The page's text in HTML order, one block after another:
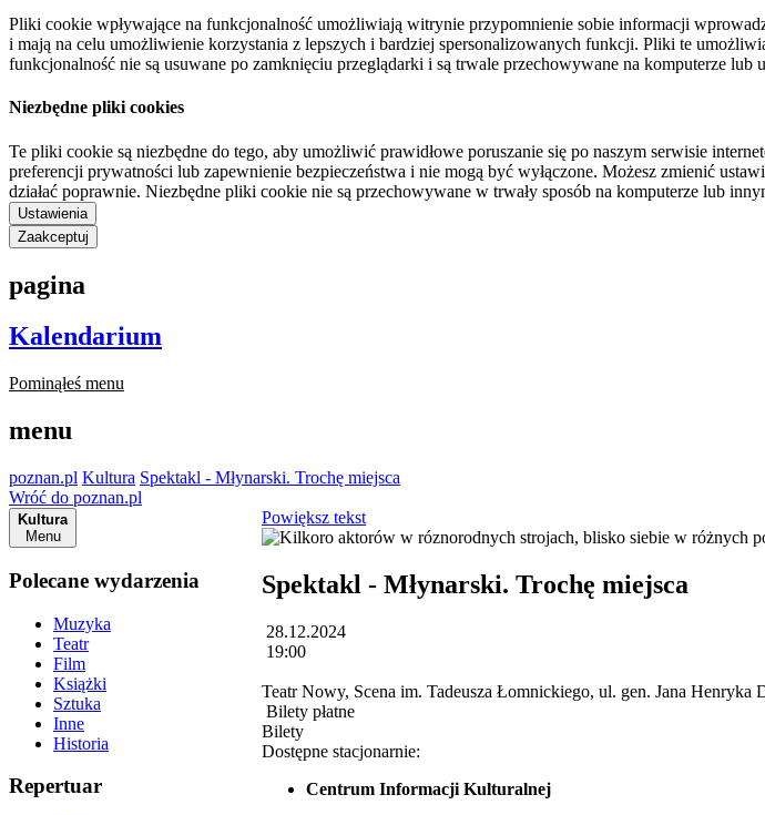
Pliki cookie wpływające na funkcjonalność umożliwiają witrynie przypomnienie sobie informacji
i mają na celu umożliwienie korzystania z lepszych i bardziej spersonalizowanych funkcji. Pliki te
funkcjonalność nie są usuwane po zamknięciu przeglądarki i są trwale przechowywane na komputerze lub
Niezbędne pliki cookies
Te pliki cookie są niezbędne do tego, aby umożliwić prawidłowe poruszanie się po naszym serwisie
preferencji prywatności lub zapewnienie bezpieczeństwa i nie mogą być wyłączone. Możesz zmienić
działać poprawnie. Niezbędne pliki cookie nie są przechowywane w trwały sposób na komputerze lub
Ustawienia
Zaakceptuj
pagina
Kalendarium
Pominąłeś menu
menu
poznan.pl Kultura Spektakl - Młynarski. Trochę miejsca
Wróć do poznan.pl
Kultura
Menu
Polecane wydarzenia
Muzyka
Teatr
Film
Książki
Sztuka
Inne
Historia
Repertuar
Powiększ tekst
Spektakl - Młynarski. Trochę miejsca
28.12.2024
19:00
Teatr Nowy, Scena im. Tadeusza Łomnickiego, ul. gen. Jana Henryka
Bilety płatne
Bilety
Dostępne stacjonarnie:
Centrum Informacji Kulturalnej